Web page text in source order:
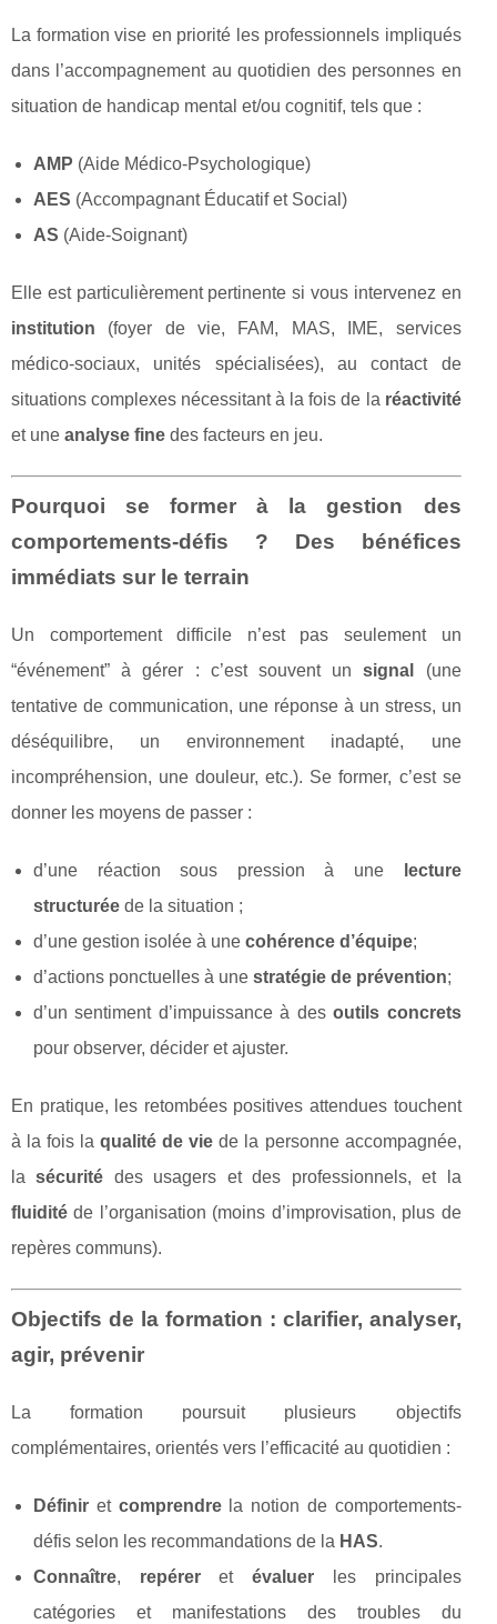
La formation vise en priorité les professionnels impliqués
dans l’accompagnement au quotidien des personnes en
situation de handicap mental et/ou cognitif, tels que :
AMP (Aide Médico-Psychologique)
AES (Accompagnant Éducatif et Social)
AS (Aide-Soignant)
Elle est particulièrement pertinente si vous intervenez en
institution (foyer de vie, FAM, MAS, IME, services
médico-sociaux, unités spécialisées), au contact de
situations complexes nécessitant à la fois de la réactivité
et une analyse fine des facteurs en jeu.
Pourquoi se former à la gestion des
comportements-défis ? Des bénéfices
immédiats sur le terrain
Un comportement difficile n’est pas seulement un
“événement” à gérer : c’est souvent unsignal
(une
tentative de communication, une réponse à un stress, un
déséquilibre, un environnement inadapté, une
incompréhension, une douleur, etc.). Se former, c’est se
donner les moyens de passer :
d’une réaction sous pression à une
lecture
structurée de la situation ;
d’une gestion isolée à une cohérence d’équipe;
d’actions ponctuelles à une stratégie de prévention;
d’un sentiment d’impuissance à desoutils concrets
pour observer, décider et ajuster.
En pratique, les retombées positives attendues touchent
à la fois laqualité de vie de la personne accompagnée,
lasécurité des usagers et des professionnels, et la
fluidité de l’organisation (moins d’improvisation, plus de
repères communs).
Objectifs de la formation : clarifier, analyser,
agir, prévenir
La formation poursuit plusieurs objectifs
complémentaires, orientés vers l’efficacité au quotidien :
Définir et comprendrela notion de comportements-
défis selon les recommandations de la HAS.
Connaître, repéreretévaluer les principales
catégories et manifestations des troubles du